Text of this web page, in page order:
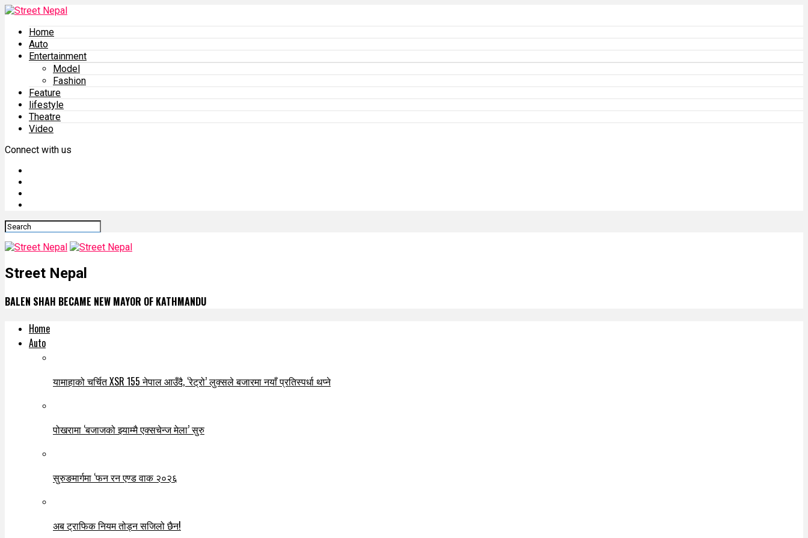
Home
Auto
Entertainment
Model
Fashion
Feature
lifestyle
Theatre
Video
Connect with us
Street Nepal
BALEN SHAH BECAME NEW MAYOR OF KATHMANDU
Home
Auto
यामाहाको चर्चित XSR 155 नेपाल आउँदै, ‘रेट्रो’ लुक्सले बजारमा नयाँ प्रतिस्पर्धा थप्ने
पोखरामा ‘बजाजको झ्याम्मै एक्सचेन्ज मेला’ सुरु
सुरुङमार्गमा ‘फन रन एण्ड वाक २०२६
अब ट्राफिक नियम तोड्न सजिलो छैन!